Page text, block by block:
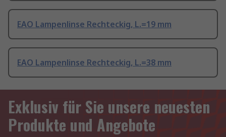
EAO Lampenlinse Rechteckig, L.=19 mm
EAO Lampenlinse Rechteckig, L.=38 mm
Exklusiv für Sie unsere neuesten
Produkte und Angebote